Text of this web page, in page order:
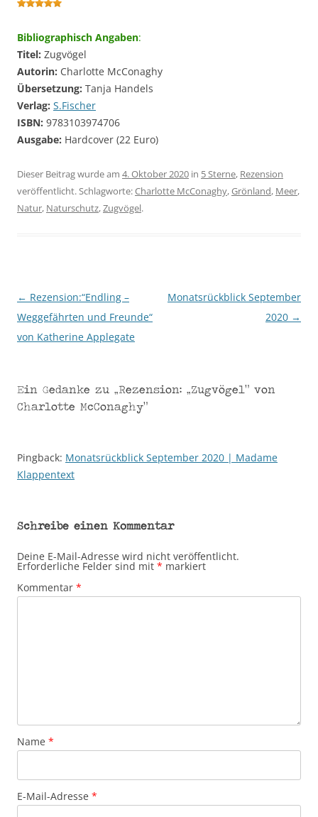
Bibliographisch Angaben:
Titel: Zugvögel
Autorin: Charlotte McConaghy
Übersetzung: Tanja Handels
Verlag: S.Fischer
ISBN: 9783103974706
Ausgabe: Hardcover (22 Euro)
Dieser Beitrag wurde am 4. Oktober 2020 in 5 Sterne, Rezension
veröffentlicht. Schlagworte:Charlotte McConaghy,Grönland, Meer,
Natur, Naturschutz,Zugvögel.
Beitragsnavigation
← Rezension:“Endling –
Weggefährten und Freunde“
von Katherine Applegate
Monatsrückblick September
2020 →
Ein Gedanke zu „Rezension: „Zugvögel“ von
Charlotte McConaghy“
Pingback: Monatsrückblick September 2020 | Madame
Klappentext
Schreibe einen Kommentar
Deine E-Mail-Adresse wird nicht veröffentlicht.
Erforderliche Felder sind mit * markiert
Kommentar *
Name *
E-Mail-Adresse *